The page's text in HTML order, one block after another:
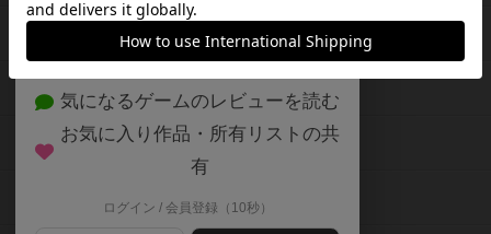
約75,000人がボドゲーマを利用中！
気になるゲームのレビューを読む
お気に入り作品・所有リストの共
有
ログイン / 会員登録（10秒）
ボードゲームの新着レビュー
ボードゲーム会情報
メカニクス特集
掲示板・トピックス